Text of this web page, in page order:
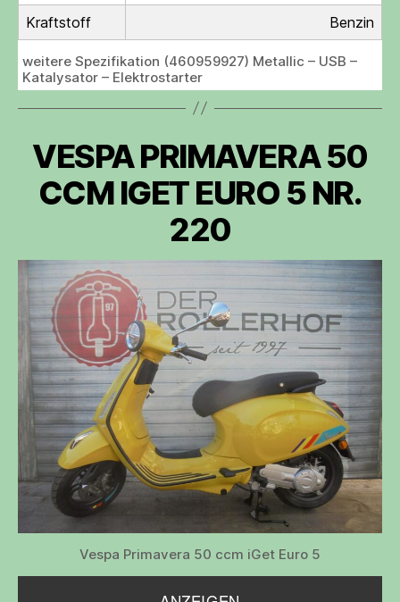
Kraftstoff
Benzin
weitere Spezifikation (460959927) Metallic – USB –
Katalysator – Elektrostarter
VESPA PRIMAVERA 50
CCM IGET EURO 5 NR.
220
Vespa Primavera 50 ccm iGet Euro 5